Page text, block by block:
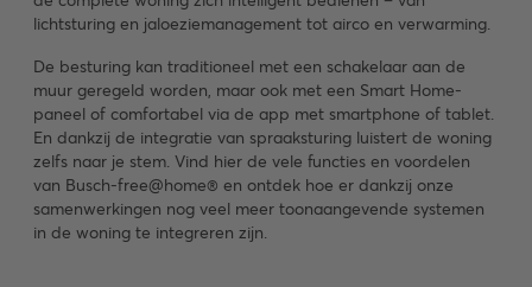
lichtsturing en jaloeziemanagement tot airco en verwarming.
De besturing kan traditioneel met een schakelaar aan de
muur geregeld worden, maar ook met een Smart Home-
paneel of comfortabel via de app met smartphone of tablet.
En dankzij de integratie van spraaksturing luistert de woning
zelfs naar je stem. Vind hier de vele functies en voordelen
van Busch-free@home® en ontdek hoe er dankzij onze
samenwerkingen nog veel meer toonaangevende systemen
in de woning te integreren zijn.